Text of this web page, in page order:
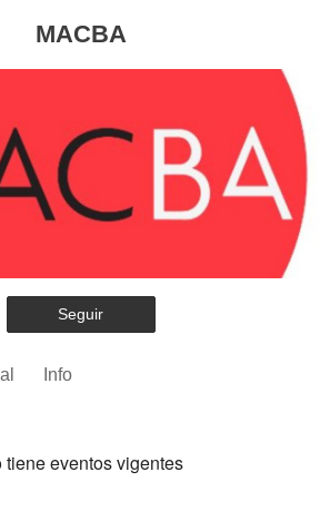
MACBA
Seguir
Info
tiene eventos vigentes